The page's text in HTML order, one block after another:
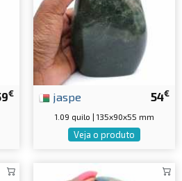
€ 54€
jaspe
1.09 quilo | 135x90x55 mm
Veja o produto